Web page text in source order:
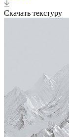
Скачать текстуру